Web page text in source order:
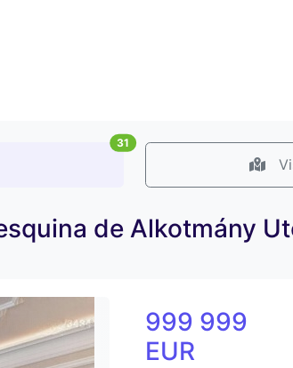
31
de Alkotmány
999 999
EUR